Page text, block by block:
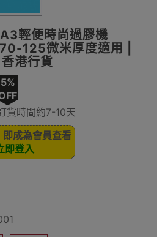
輕便時尚過膠機
125微米厚度適用 |
港行貨
5%
貨時間約7-10天
成為會員查看
即登入